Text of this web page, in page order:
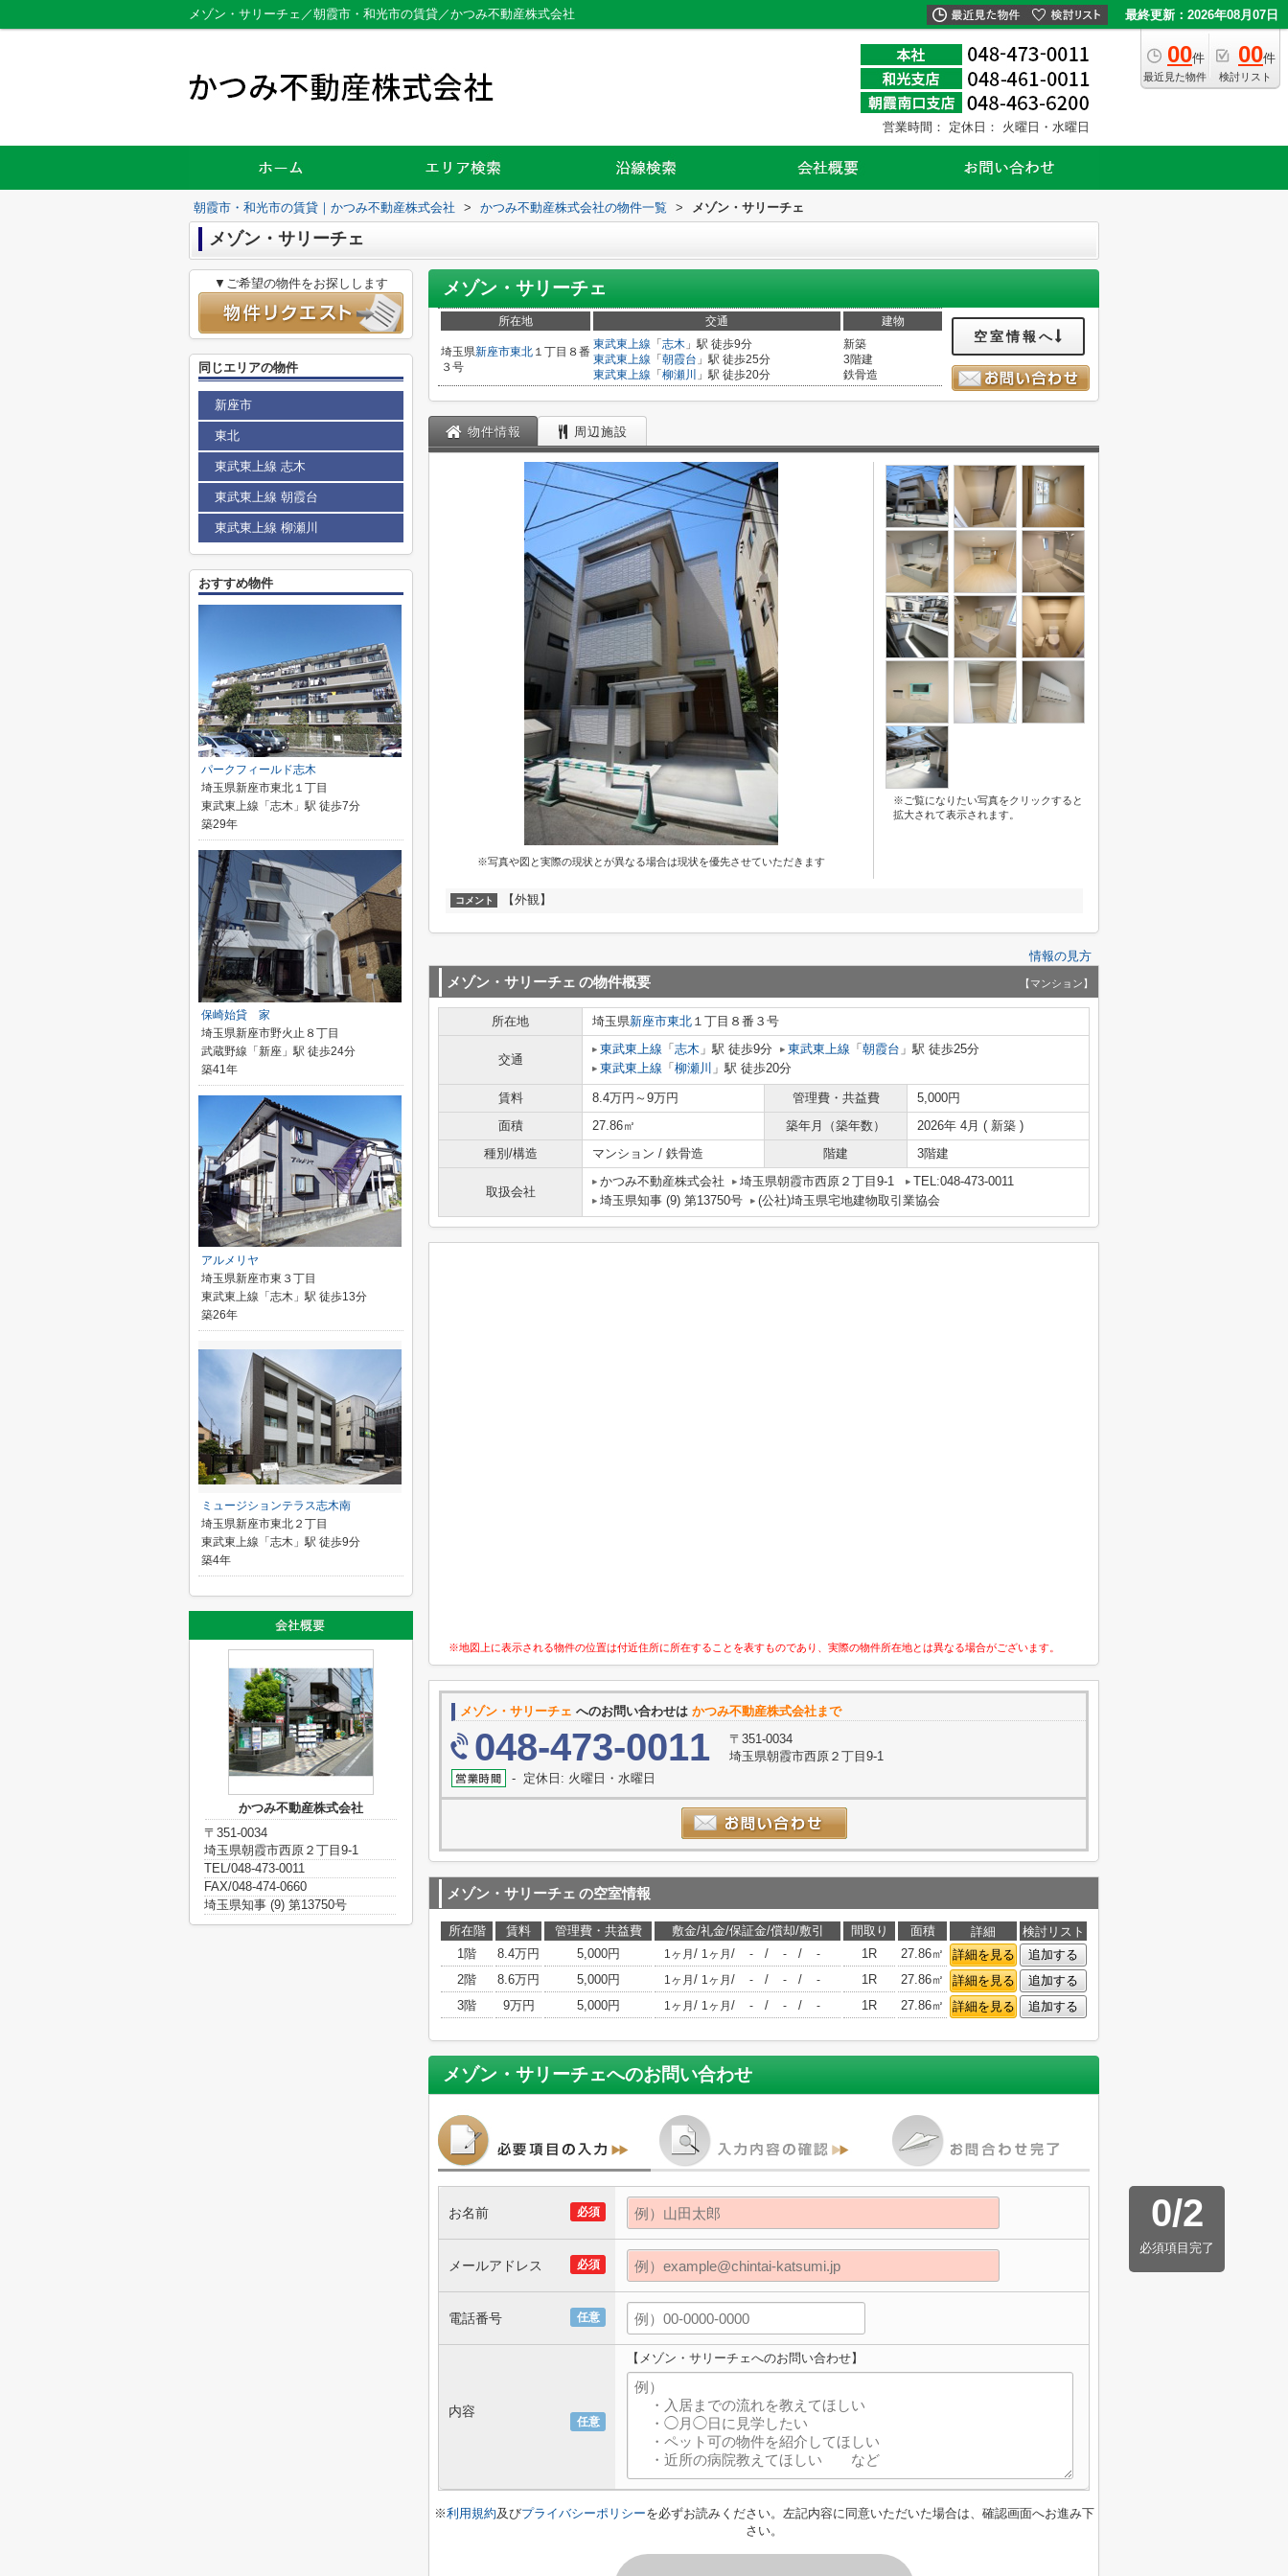
メゾン・サリーチェ／朝霞市・和光市の賃貸／かつみ不動産株式会社 最終更新：2026年08月07日
00件
最近見た物件
00件
検討リスト
営業時間： 定休日： 火曜日・水曜日
朝霞市・和光市の賃貸｜かつみ不動産株式会社 > かつみ不動産株式会社の物件一覧 > メゾン・サリーチェ
メゾン・サリーチェ
メゾン・サリーチェ
所在地 交通 建物
埼玉県新座市東北 １丁目８番
３号
東武東上線 「 志木 」駅 徒歩9分
東武東上線 「 朝霞台 」駅 徒歩25分
東武東上線 「 柳瀬川 」駅 徒歩20分
新築
3階建
鉄骨造
空室情報へ
物件情報 周辺施設
※写真や図と実際の現状とが異なる場合は現状を優先させていただきます
※ご覧になりたい写真をクリックすると
拡大されて表示されます。
コメント 【外観】
情報の見方
メゾン・サリーチェ の物件概要 【マンション】
所在地 埼玉県新座市東北 １丁目８番３号
交通
東武東上線 「 志木 」駅 徒歩9分 東武東上線 「 朝霞台 」駅 徒歩25分
東武東上線 「 柳瀬川 」駅 徒歩20分
賃料 8.4万円～9万円 管理費・共益費
5,000円
面積
27.86㎡ 築年月（築年数）
2026年 4月 ( 新築 )
種別/構造
マンション / 鉄骨造 階建 3階建
取扱会社
かつみ不動産株式会社 埼玉県朝霞市西原２丁目9-1
TEL:048-473-0011
埼玉県知事 (9) 第13750号
(公社)埼玉県宅地建物取引業協会
※地図上に表示される物件の位置は付近住所に所在することを表すものであり、実際の物件所在地とは異なる場合がございます。
メゾン・サリーチェ へのお問い合わせは かつみ不動産株式会社まで
048-473-0011
〒351-0034
埼玉県朝霞市西原２丁目9-1
- 定休日: 火曜日・水曜日
メゾン・サリーチェ の空室情報
所在階 賃料 管理費・共益費 敷金/礼金/保証金/償却/敷引 間取り 面積 詳細
検討リスト
1階
8.4万円 5,000円 1ヶ月 / 1ヶ月 / - / - / - 1R 27.86㎡ 詳細を見る
追加する
2階
8.6万円 5,000円 1ヶ月 / 1ヶ月 / - / - / - 1R 27.86㎡ 詳細を見る
追加する
3階
9万円 5,000円 1ヶ月 / 1ヶ月 / - / - / - 1R 27.86㎡ 詳細を見る 追加する
メゾン・サリーチェへのお問い合わせ
0/2
必須項目完了
必須
お名前
必須
メールアドレス
任意
電話番号
任意
内容
【メゾン・サリーチェへのお問い合わせ】
※利用規約及びプライバシーポリシーを必ずお読みください。左記内容に同意いただいた場合は、確認画面へお進み下
さい。
▼ご希望の物件をお探しします
同じエリアの物件
新座市
東北
東武東上線 志木
東武東上線 朝霞台
東武東上線 柳瀬川
おすすめ物件
パークフィールド志木
埼玉県新座市東北１丁目
東武東上線「志木」駅 徒歩7分
築29年
保崎始貸 家
埼玉県新座市野火止８丁目
武蔵野線「新座」駅 徒歩24分
築41年
アルメリヤ
埼玉県新座市東３丁目
東武東上線「志木」駅 徒歩13分
築26年
ミュージションテラス志木南
埼玉県新座市東北２丁目
東武東上線「志木」駅 徒歩9分
築4年
かつみ不動産株式会社
〒351-0034
埼玉県朝霞市西原２丁目9-1
TEL/048-473-0011
FAX/048-474-0660
埼玉県知事 (9) 第13750号